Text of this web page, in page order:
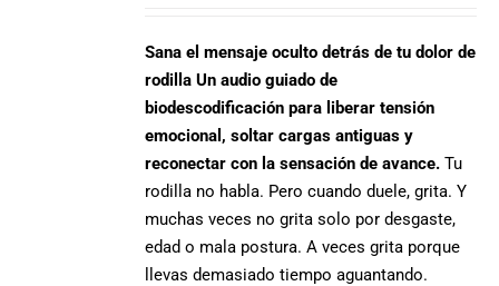
Sana el mensaje oculto detrás de tu dolor de
rodilla Un audio guiado de
biodescodificación para liberar tensión
emocional, soltar cargas antiguas y
reconectar con la sensación de avance. Tu
rodilla no habla. Pero cuando duele, grita. Y
muchas veces no grita solo por desgaste,
edad o mala postura. A veces grita porque
llevas demasiado tiempo aguantando.